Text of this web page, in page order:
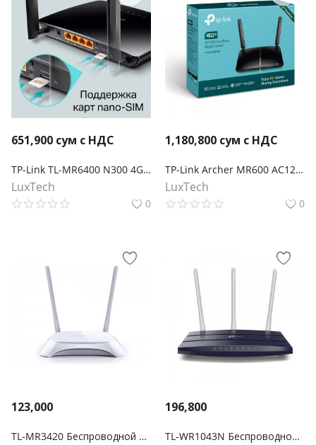
651,900 сум с НДС
TP-Link TL-MR6400 N300 4G LTE Wi-Fi роутер
LuxTech
0
1,180,800 сум с НДС
TP-Link Archer MR600 AC1200 Двухдиапазонный беспроводной гигабитный 4G+ Cat.6 LTE маршрутизатор co слотом для SIM-карты
LuxTech
0
123,000
TL-MR3420 Беспроводной 3G/4G-маршрутизатор серии N, скорость до 300 Мбит/с
196,800
TL-WR1043N Беспроводной гигабитный маршрутизатор серии N, скорость до 450Мбит/с